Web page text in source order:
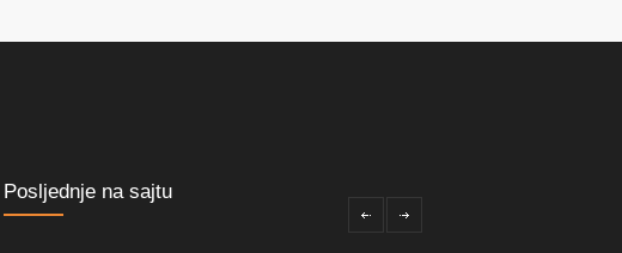
Posljednje na sajtu